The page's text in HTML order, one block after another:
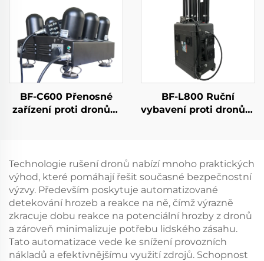
dosahem pro FPV
BF-C600 Přenosné
zařízení proti dronům
BF-L800 Ruční
vybavení proti dronům
Technologie rušení dronů nabízí mnoho praktických
výhod, které pomáhají řešit současné bezpečnostní
výzvy. Především poskytuje automatizované
detekování hrozeb a reakce na ně, čímž výrazně
zkracuje dobu reakce na potenciální hrozby z dronů
a zároveň minimalizuje potřebu lidského zásahu.
Tato automatizace vede ke snížení provozních
nákladů a efektivnějšímu využití zdrojů. Schopnost